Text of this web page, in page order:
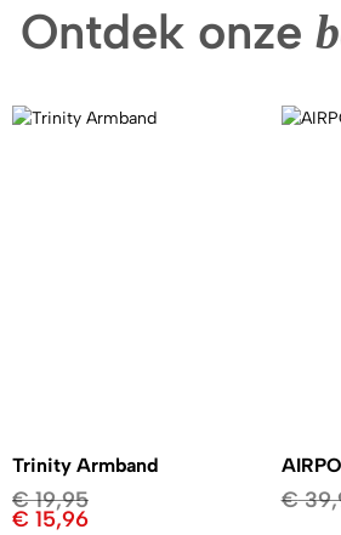
Ontdek onze
Trinity Armband
€19,95
€ 15,96
€